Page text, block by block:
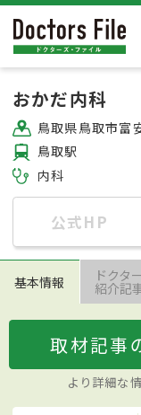
おかだ内科
鳥取県鳥取市富
鳥取駅
内科
公式HP
基本情報 ドクター
紹介記
取材記事
より詳細な